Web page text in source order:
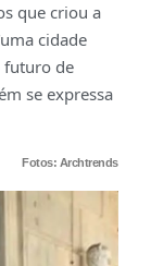
que criou a
cidade
futuro de
se expressa
Fotos: Archtrends